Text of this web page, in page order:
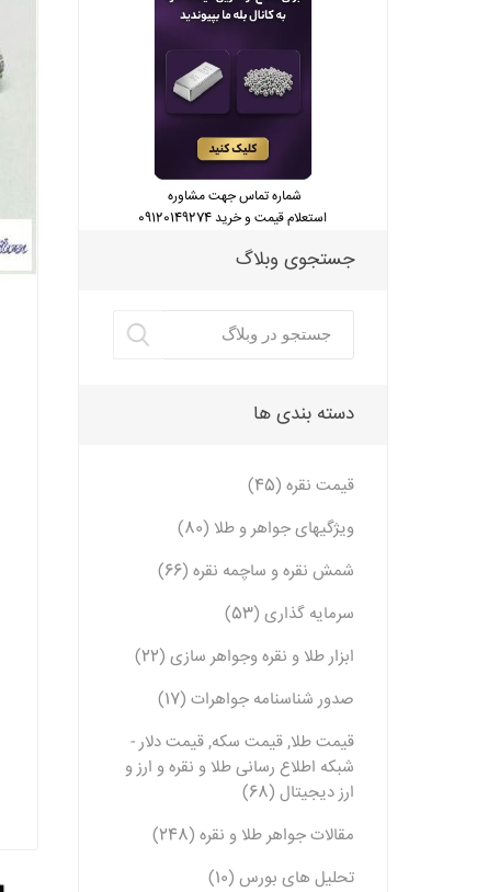
شماره تماس جهت مشاوره
استعلام قیمت و خرید 09120149274
جستجوی وبلاگ
دسته بندی ها
قیمت نقره (45)
ویژگیهای جواهر و طلا (80)
شمش نقره و ساچمه نقره (66)
سرمایه گذاری (53)
ابزار طلا و نقره وجواهر سازی (22)
صدور شناسنامه جواهرات (17)
قیمت طلا, قیمت سکه, قیمت دلار -
شبکه اطلاع رسانی طلا و نقره و ارز و
ارز دیجیتال (68)
مقالات جواهر طلا و نقره (248)
تحلیل های بورس (10)